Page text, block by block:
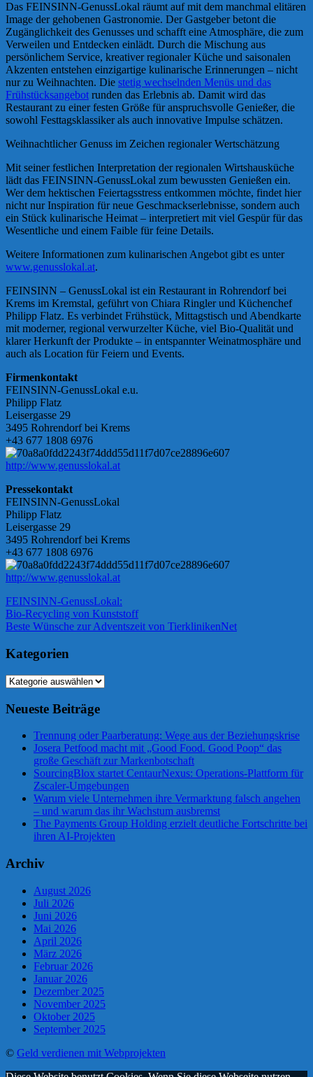
Das FEINSINN-GenussLokal räumt auf mit dem manchmal elitären
Image der gehobenen Gastronomie. Der Gastgeber betont die
Zugänglichkeit des Genusses und schafft eine Atmosphäre, die zum
Verweilen und Entdecken einlädt. Durch die Mischung aus
persönlichem Service, kreativer regionaler Küche und saisonalen
Akzenten entstehen einzigartige kulinarische Erinnerungen – nicht
nur zu Weihnachten. Die stetig wechselnden Menüs und das
Frühstücksangebot runden das Erlebnis ab. Damit wird das
Restaurant zu einer festen Größe für anspruchsvolle Genießer, die
sowohl Festtagsklassiker als auch innovative Impulse schätzen.
Weihnachtlicher Genuss im Zeichen regionaler Wertschätzung
Mit seiner festlichen Interpretation der regionalen Wirtshausküche
lädt das FEINSINN-GenussLokal zum bewussten Genießen ein.
Wer dem hektischen Feiertagsstress entkommen möchte, findet hier
nicht nur Inspiration für neue Geschmackserlebnisse, sondern auch
ein Stück kulinarische Heimat – interpretiert mit viel Gespür für das
Wesentliche und einem Faible für feine Details.
Weitere Informationen zum kulinarischen Angebot gibt es unter
www.genusslokal.at.
FEINSINN – GenussLokal ist ein Restaurant in Rohrendorf bei
Krems im Kremstal, geführt von Chiara Ringler und Küchenchef
Philipp Flatz. Es verbindet Frühstück, Mittagstisch und Abendkarte
mit moderner, regional verwurzelter Küche, viel Bio-Qualität und
klarer Herkunft der Produkte – in entspannter Weinatmosphäre und
auch als Location für Feiern und Events.
Firmenkontakt
FEINSINN-GenussLokal e.u.
Philipp Flatz
Leisergasse 29
3495 Rohrendorf bei Krems
+43 677 1808 6976
http://www.genusslokal.at
Pressekontakt
FEINSINN-GenussLokal
Philipp Flatz
Leisergasse 29
3495 Rohrendorf bei Krems
+43 677 1808 6976
http://www.genusslokal.at
FEINSINN-GenussLokal:
Beitragsnavigation
Vorheriger
Beitrag:
Bio-Recycling von Kunststoff
Nächster
Beste Wünsche zur Adventszeit von TierklinikenNet
Kategorien
Kategorien
Neueste Beiträge
Trennung oder Paarberatung: Wege aus der Beziehungskrise
Josera Petfood macht mit „Good Food. Good Poop“ das
große Geschäft zur Markenbotschaft
SourcingBlox startet CentaurNexus: Operations-Plattform für
Zscaler-Umgebungen
Warum viele Unternehmen ihre Vermarktung falsch angehen
– und warum das ihr Wachstum ausbremst
The Payments Group Holding erzielt deutliche Fortschritte bei
ihren AI-Projekten
Archiv
August 2026
Juli 2026
Juni 2026
Mai 2026
April 2026
März 2026
Februar 2026
Januar 2026
Dezember 2025
November 2025
Oktober 2025
September 2025
© Geld verdienen mit Webprojekten